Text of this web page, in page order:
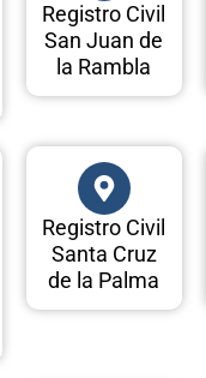
Registro Civil
San Juan de
la Rambla
Registro Civil
Santa Cruz
de la Palma